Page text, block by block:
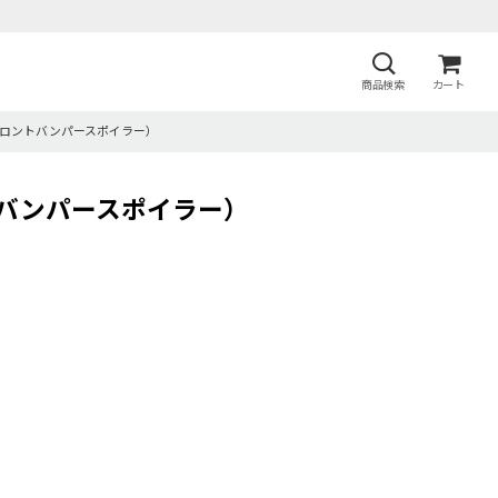
商品検索 カート
ントバンパースポイラー）
ンパースポイラー）